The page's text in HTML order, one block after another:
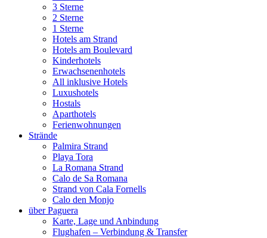
3 Sterne
2 Sterne
1 Sterne
Hotels am Strand
Hotels am Boulevard
Kinderhotels
Erwachsenenhotels
All inklusive Hotels
Luxushotels
Hostals
Aparthotels
Ferienwohnungen
Strände
Palmira Strand
Playa Tora
La Romana Strand
Calo de Sa Romana
Strand von Cala Fornells
Calo den Monjo
über Paguera
Karte, Lage und Anbindung
Flughafen – Verbindung & Transfer